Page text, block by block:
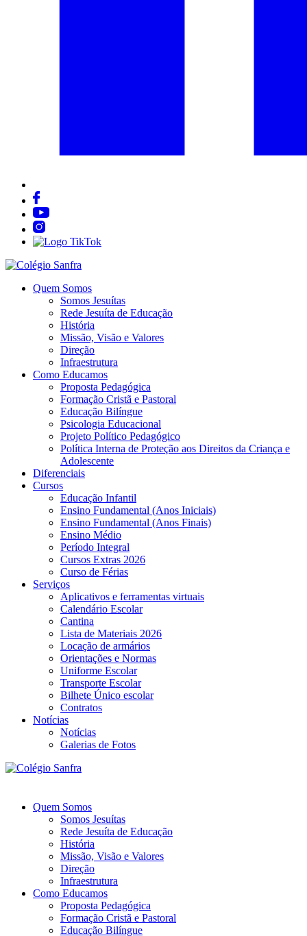
Quem Somos
Somos Jesuítas
Rede Jesuíta de Educação
História
Missão, Visão e Valores
Direção
Infraestrutura
Como Educamos
Proposta Pedagógica
Formação Cristã e Pastoral
Educação Bilíngue
Psicologia Educacional
Projeto Político Pedagógico
Política Interna de Proteção aos Direitos da Criança e
Adolescente
Diferenciais
Cursos
Educação Infantil
Ensino Fundamental (Anos Iniciais)
Ensino Fundamental (Anos Finais)
Ensino Médio
Período Integral
Cursos Extras 2026
Curso de Férias
Serviços
Aplicativos e ferramentas virtuais
Calendário Escolar
Cantina
Lista de Materiais 2026
Locação de armários
Orientações e Normas
Uniforme Escolar
Transporte Escolar
Bilhete Único escolar
Contratos
Notícias
Notícias
Galerias de Fotos
Quem Somos
Somos Jesuítas
Rede Jesuíta de Educação
História
Missão, Visão e Valores
Direção
Infraestrutura
Como Educamos
Proposta Pedagógica
Formação Cristã e Pastoral
Educação Bilíngue